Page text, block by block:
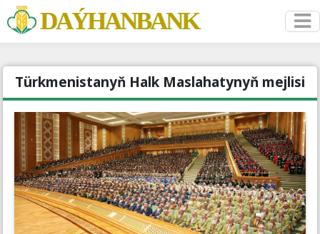
DAÝHANBANK
Türkmenistanyň Halk Maslahatynyň mejlisi